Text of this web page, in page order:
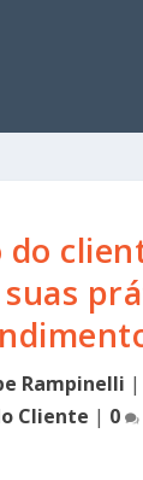
do
Rampinelli |
Cliente | 0